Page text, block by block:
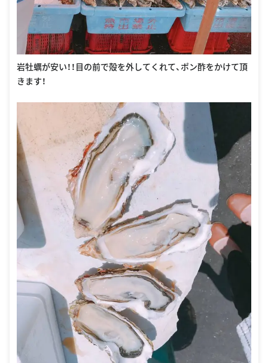
岩牡蠣が安い！！目の前で殻を外してくれて、ポン酢をかけて頂
きます！